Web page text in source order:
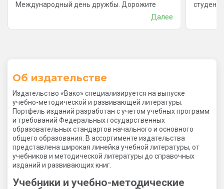
Международный день дружбы. Дорожите
дружбой, берегите друзей и не забывайте оДалее
Об издательстве
Издательство «Вако» специализируется на выпуске
учебно-методической и развивающей литературы.
Портфель изданий разработан с учетом учебных программ
и требований Федеральных государственных
образовательных стандартов начального и основного
общего образования. В ассортименте издательства
представлена широкая линейка учебной литературы, от
учебников и методической литературы до справочных
изданий и развивающих книг.
Учебники и учебно-методические